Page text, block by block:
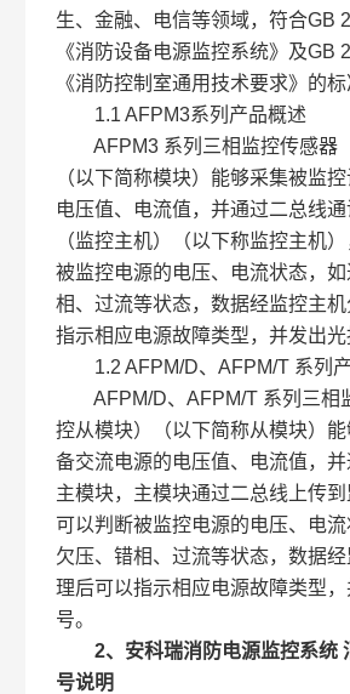
生、金融、电信等领域，符合GB
《消防设备电源监控系统》及GB
《消防控制室通用技术要求》的标
1.1 AFPM3系列产品概述
AFPM3 系列三相监控传感器（
（以下简称模块）能够采集被监
电压值、电流值，并通过二总线
（监控主机）（以下称监控主机
被监控电源的电压、电流状态，
相、过流等状态，数据经监控主
指示相应电源故障类型，并发出光
1.2 AFPM/D、AFPM/T 系列
AFPM/D、AFPM/T 系列三相
控从模块）（以下简称从模块）
备交流电源的电压值、电流值，并
主模块，主模块通过二总线上传
可以判断被监控电源的电压、电流
欠压、错相、过流等状态，数据
理后可以指示相应电源故障类型
号。
2、 安科瑞消防电源监控系统
号说明